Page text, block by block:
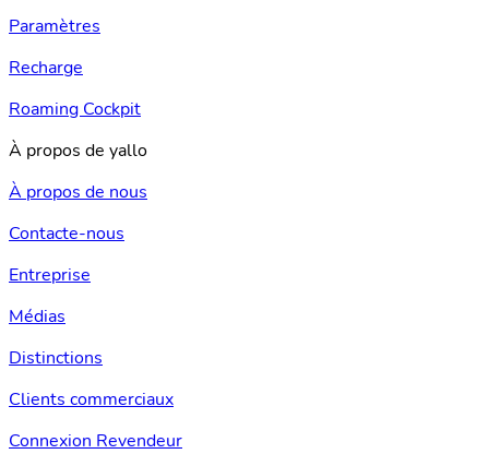
Paramètres
Recharge
Roaming Cockpit
À propos de yallo
À propos de nous
Contacte-nous
Entreprise
Médias
Distinctions
Clients commerciaux
Connexion Revendeur